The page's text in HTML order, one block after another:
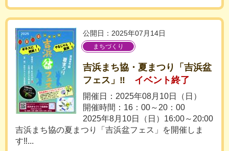
公開日：2025年07月14日
まちづくり
吉浜まち協・夏まつり「吉浜盆
フェス」‼
イベント終了
開催日：2025年08月10日（日）
開催時間：16：00～20：00
2025年8月10日（日）16:00～20:00
吉浜まち協の夏まつり「吉浜盆フェス」を開催しま
す‼...